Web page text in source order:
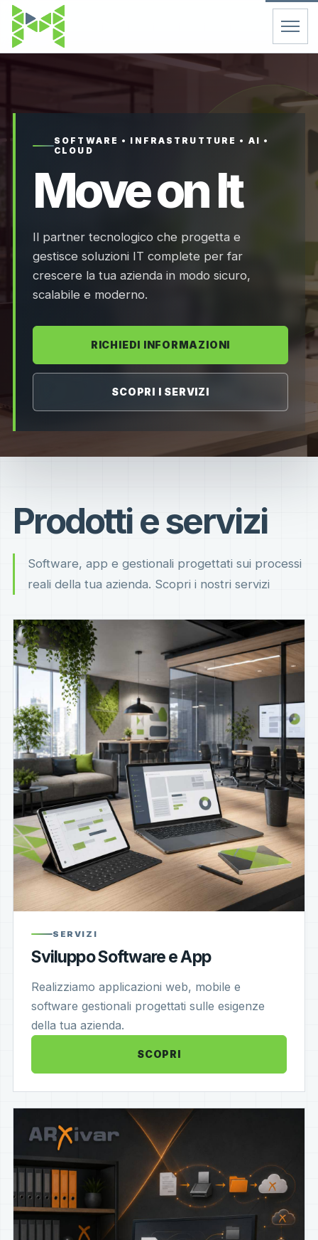
Servizi
Chi Siamo
Contatti
FAQ
Support
SOFTWARE • INFRASTRUTTURE • AI •
CLOUD
Move on It
Il partner tecnologico che progetta e
gestisce soluzioni IT complete per far
crescere la tua azienda in modo sicuro,
scalabile e moderno.
RICHIEDI INFORMAZIONI
SCOPRI I SERVIZI
Prodotti e servizi
Software, app e gestionali progettati sui processi
reali della tua azienda. Scopri i nostri servizi
SERVIZI
Sviluppo Software e App
Realizziamo applicazioni web, mobile e
software gestionali progettati sulle esigenze
della tua azienda.
SCOPRI